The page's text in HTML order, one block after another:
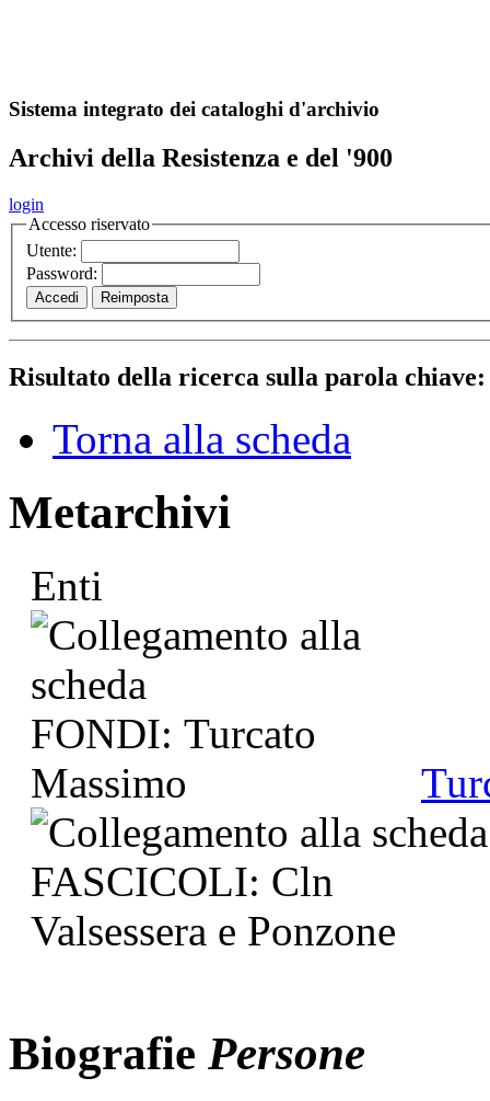
Sistema integrato dei cataloghi d'archivio
Archivi della Resistenza e del '900
login
Accesso riservato
Utente:
Password:
Risultato della ricerca sulla parola
Torna alla scheda
Metarchivi
Enti
Biografie Persone